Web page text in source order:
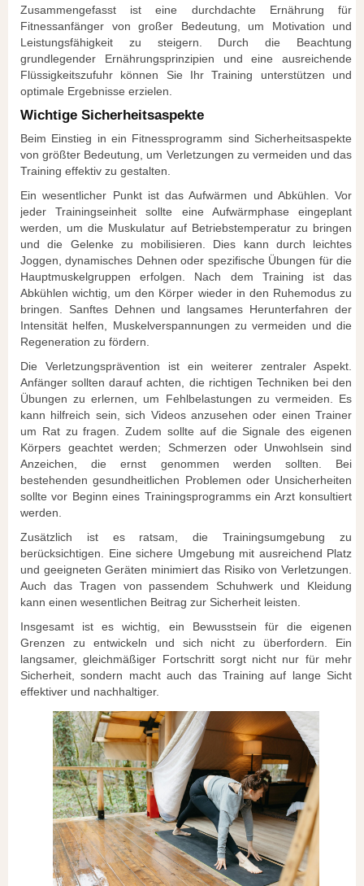
Zusammengefasst ist eine durchdachte Ernährung für
Fitnessanfänger von großer Bedeutung, um Motivation und
Leistungsfähigkeit zu steigern. Durch die Beachtung
grundlegender Ernährungsprinzipien und eine ausreichende
Flüssigkeitszufuhr können Sie Ihr Training unterstützen und
optimale Ergebnisse erzielen.
Wichtige Sicherheitsaspekte
Beim Einstieg in ein Fitnessprogramm sind Sicherheitsaspekte
von größter Bedeutung, um Verletzungen zu vermeiden und das
Training effektiv zu gestalten.
Ein wesentlicher Punkt ist das Aufwärmen und Abkühlen. Vor
jeder Trainingseinheit sollte eine Aufwärmphase eingeplant
werden, um die Muskulatur auf Betriebstemperatur zu bringen
und die Gelenke zu mobilisieren. Dies kann durch leichtes
Joggen, dynamisches Dehnen oder spezifische Übungen für die
Hauptmuskelgruppen erfolgen. Nach dem Training ist das
Abkühlen wichtig, um den Körper wieder in den Ruhemodus zu
bringen. Sanftes Dehnen und langsames Herunterfahren der
Intensität helfen, Muskelverspannungen zu vermeiden und die
Regeneration zu fördern.
Die Verletzungsprävention ist ein weiterer zentraler Aspekt.
Anfänger sollten darauf achten, die richtigen Techniken bei den
Übungen zu erlernen, um Fehlbelastungen zu vermeiden. Es
kann hilfreich sein, sich Videos anzusehen oder einen Trainer
um Rat zu fragen. Zudem sollte auf die Signale des eigenen
Körpers geachtet werden; Schmerzen oder Unwohlsein sind
Anzeichen, die ernst genommen werden sollten. Bei
bestehenden gesundheitlichen Problemen oder Unsicherheiten
sollte vor Beginn eines Trainingsprogramms ein Arzt konsultiert
werden.
Zusätzlich ist es ratsam, die Trainingsumgebung zu
berücksichtigen. Eine sichere Umgebung mit ausreichend Platz
und geeigneten Geräten minimiert das Risiko von Verletzungen.
Auch das Tragen von passendem Schuhwerk und Kleidung
kann einen wesentlichen Beitrag zur Sicherheit leisten.
Insgesamt ist es wichtig, ein Bewusstsein für die eigenen
Grenzen zu entwickeln und sich nicht zu überfordern. Ein
langsamer, gleichmäßiger Fortschritt sorgt nicht nur für mehr
Sicherheit, sondern macht auch das Training auf lange Sicht
effektiver und nachhaltiger.